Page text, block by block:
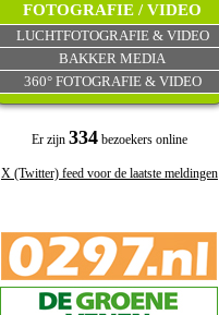
FOTOGRAFIE / VIDEO
LUCHTFOTOGRAFIE & VIDEO
BAKKER MEDIA
360° FOTOGRAFIE & VIDEO
Er zijn 334bezoekers online
X (Twitter) feed voor de laatste meldingen